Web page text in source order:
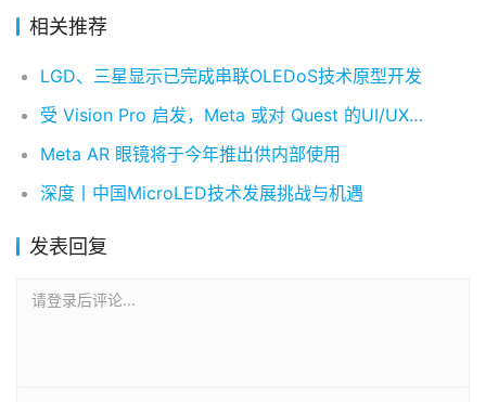
相关推荐
LGD、三星显示已完成串联OLEDoS技术原型开发
受 Vision Pro 启发，Meta 或对 Quest 的UI/UX设计进行重大更新
Meta AR 眼镜将于今年推出供内部使用
深度丨中国MicroLED技术发展挑战与机遇
发表回复
请登录后评论...